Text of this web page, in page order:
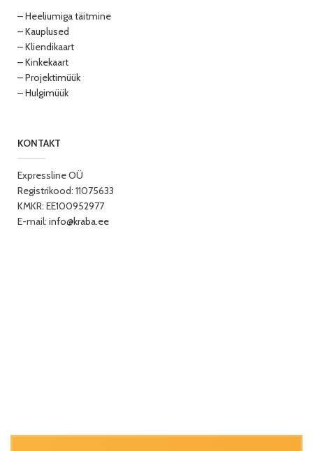
– Heeliumiga täitmine
– Kauplused
– Kliendikaart
– Kinkekaart
– Projektimüük
– Hulgimüük
KONTAKT
Expressline OÜ
Registrikood: 11075633
KMKR: EE100952977
E-mail: info@kraba.ee